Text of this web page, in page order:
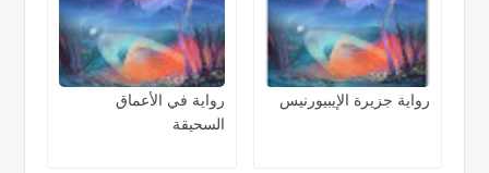
رواية جزيرة الإيبيورنيس
رواية في الأعماق
السحيقة